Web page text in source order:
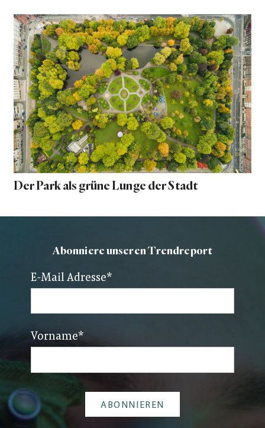
Der Park als grüne Lunge der Stadt
Abonniere unseren Trendreport
E-Mail Adresse*
Vorname*